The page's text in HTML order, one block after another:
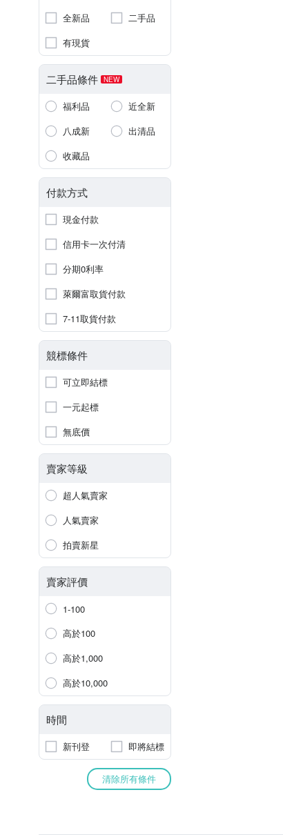
全新品
二手品
有現貨
二手品條件 NEW
福利品
近全新
八成新
出清品
收藏品
付款方式
現金付款
信用卡一次付清
分期0利率
萊爾富取貨付款
7-11取貨付款
競標條件
可立即結標
一元起標
無底價
賣家等級
超人氣賣家
人氣賣家
拍賣新星
賣家評價
1-100
高於100
高於1,000
高於10,000
時間
新刊登 即將結標
清除所有條件